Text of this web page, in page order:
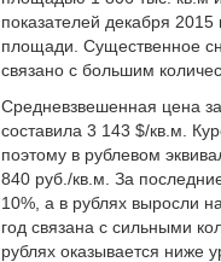
показателей декабря
площади. Существенное
связано с большим
Средневзвешенная цена
составила 3 143 $/кв.м.
поэтому в рублевом
840 руб./кв.м. За
10%, а в рублях выросли
год связана с сильными
рублях оказывается ниже